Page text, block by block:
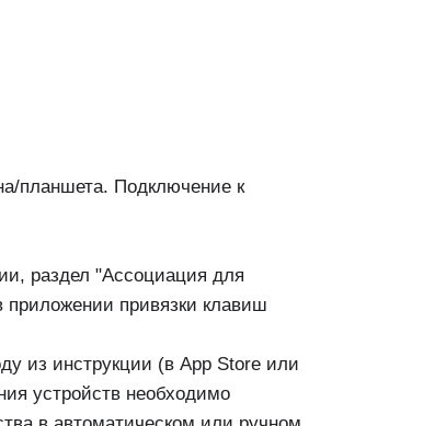
планшета. Подключение к
раздел "Ассоциация для
приложении привязки клавиш
из инструкции (в App Store или
устройств необходимо